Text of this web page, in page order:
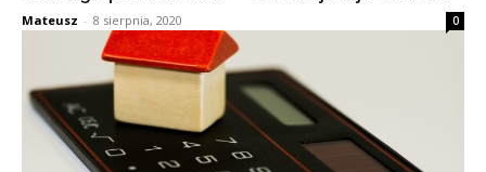
Mateusz - 8 sierpnia, 2020 0